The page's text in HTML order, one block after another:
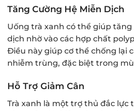
Tăng Cường Hệ Miễn Dịch
Uống trà xanh có thể giúp
dịch nhờ vào các hợp chất
Điều này giúp cơ thể chống lại
nhiễm trùng, đặc biệt trong
Hỗ Trợ Giảm Cân
Trà xanh là một trợ thủ đắc lực